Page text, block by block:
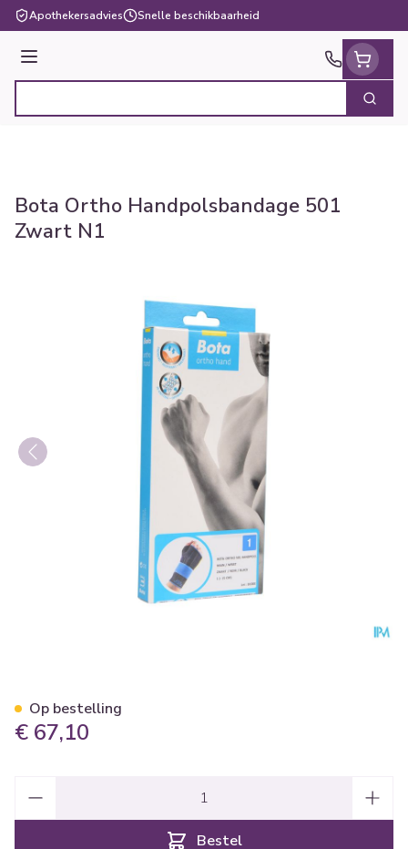
Ga naar de inhoud
Apothekersadvies Snelle beschikbaarheid
Menu
Zoek
Bota Ortho Handpolsbandage 501
Zwart N1
€ 67,10
Bestel
Op bestelling